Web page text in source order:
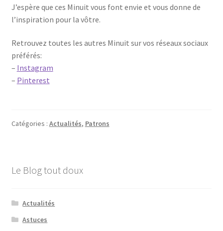
J’espère que ces Minuit vous font envie et vous donne de
l’inspiration pour la vôtre.
Retrouvez toutes les autres Minuit sur vos réseaux sociaux
préférés:
– Instagram
– Pinterest
Catégories : Actualités, Patrons
Le Blog tout doux
Actualités
Astuces